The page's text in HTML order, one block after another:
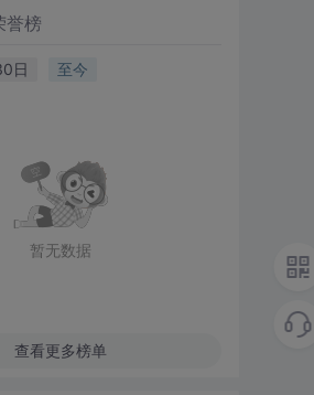
誉榜
日 至今
暂无数据
查看更多榜单